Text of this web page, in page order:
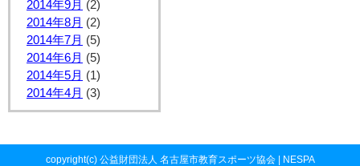
2014年9月 (2)
2014年8月 (2)
2014年7月 (5)
2014年6月 (5)
2014年5月 (1)
2014年4月 (3)
copyright(c) 公益財団法人 名古屋市教育スポーツ協会 | NESPA